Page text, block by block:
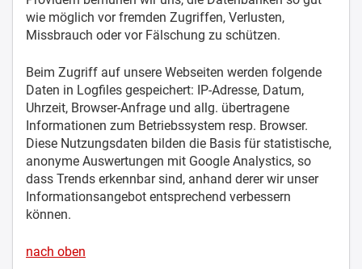
wie möglich vor fremden Zugriffen, Verlusten,
Missbrauch oder vor Fälschung zu schützen.
Beim Zugriff auf unsere Webseiten werden folgende
Daten in Logfiles gespeichert: IP-Adresse, Datum,
Uhrzeit, Browser-Anfrage und allg. übertragene
Informationen zum Betriebssystem resp. Browser.
Diese Nutzungsdaten bilden die Basis für statistische,
anonyme Auswertungen mit Google Analystics, so
dass Trends erkennbar sind, anhand derer wir unser
Informationsangebot entsprechend verbessern
können.
nach oben